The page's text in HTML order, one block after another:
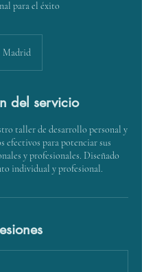
para el éxito
Madrid
del servicio
taller de desarrollo personal y
efectivos para potenciar sus
y profesionales. Diseñado
individual y profesional.